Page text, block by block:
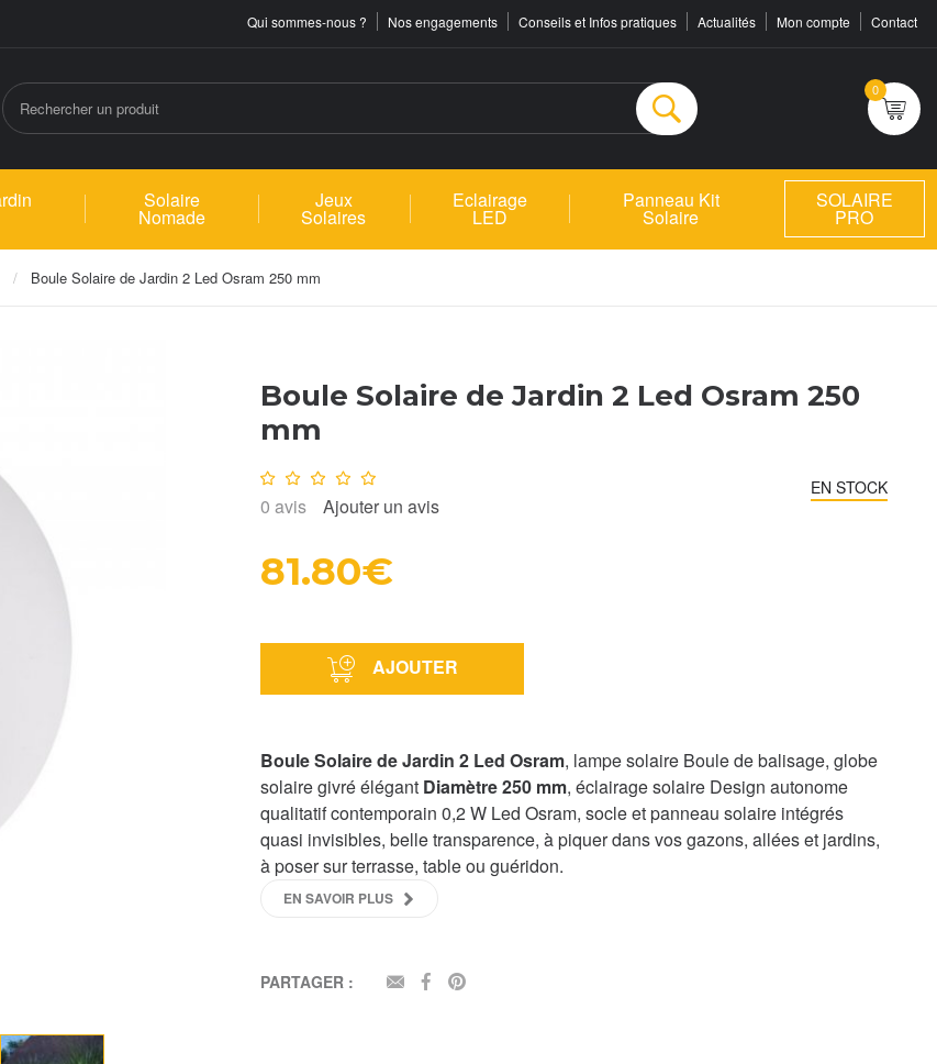
Qui sommes-nous ? Nos engagements Conseils et Infos pratiques Actualités Mon compte Contact
Rechercher
0
Solaire
Nomade
Jeux
Solaires
Eclairage
LED
Panneau Kit
Solaire
SOLAIRE
PRO
Boule Solaire de Jardin 2 Led Osram 250 mm
Boule Solaire de Jardin 2 Led Osram 250
mm
Note : 0/10
0 avis Ajouter un avis
EN STOCK
81.80€
AJOUTER
Boule Solaire de Jardin 2 Led Osram, lampe solaire Boule de balisage, globe
solaire givré élégant Diamètre 250 mm, éclairage solaire Design autonome
qualitatif contemporain 0,2 W Led Osram, socle et panneau solaire intégrés
quasi invisibles, belle transparence, à piquer dans vos gazons, allées et jardins,
à poser sur terrasse, table ou guéridon.
EN SAVOIR PLUS
PARTAGER : EMAILFACEBOOK